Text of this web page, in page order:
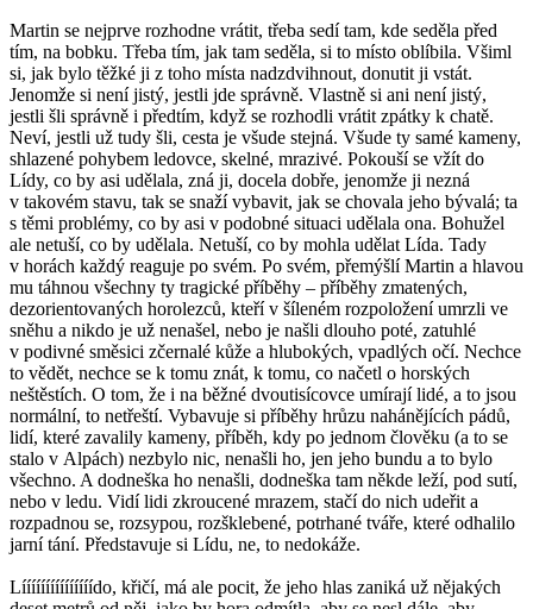
Martin se nejprve rozhodne vrátit, třeba sedí tam, kde seděla před
tím, na bobku. Třeba tím, jak tam seděla, si to místo oblíbila. Všiml
si, jak bylo těžké ji z toho místa nadzdvihnout, donutit ji vstát.
Jenomže si není jistý, jestli jde správně. Vlastně si ani není jistý,
jestli šli správně i předtím, když se rozhodli vrátit zpátky k chatě.
Neví, jestli už tudy šli, cesta je všude stejná. Všude ty samé kameny,
shlazené pohybem ledovce, skelné, mrazivé. Pokouší se vžít do
Lídy, co by asi udělala, zná ji, docela dobře, jenomže ji nezná
v takovém stavu, tak se snaží vybavit, jak se chovala jeho bývalá; ta
s těmi problémy, co by asi v podobné situaci udělala ona. Bohužel
ale netuší, co by udělala. Netuší, co by mohla udělat Lída. Tady
v horách každý reaguje po svém. Po svém, přemýšlí Martin a hlavou
mu táhnou všechny ty tragické příběhy – příběhy zmatených,
dezorientovaných horolezců, kteří v šíleném rozpoložení umrzli ve
sněhu a nikdo je už nenašel, nebo je našli dlouho poté, zatuhlé
v podivné směsici zčernalé kůže a hlubokých, vpadlých očí. Nechce
to vědět, nechce se k tomu znát, k tomu, co načetl o horských
neštěstích. O tom, že i na běžné dvoutisícovce umírají lidé, a to jsou
normální, to netřeští. Vybavuje si příběhy hrůzu nahánějících pádů,
lidí, které zavalily kameny, příběh, kdy po jednom člověku (a to se
stalo v Alpách) nezbylo nic, nenašli ho, jen jeho bundu a to bylo
všechno. A dodneška ho nenašli, dodneška tam někde leží, pod sutí,
nebo v ledu. Vidí lidi zkroucené mrazem, stačí do nich udeřit a
rozpadnou se, rozsypou, rozšklebené, potrhané tváře, které odhalilo
jarní tání. Představuje si Lídu, ne, to nedokáže.
Lííííííííííííííído, křičí, má ale pocit, že jeho hlas zaniká už nějakých